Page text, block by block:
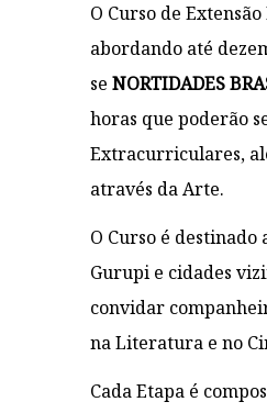
O Curso de
abordando até
se NORTIDADES
horas que poderão
Extracurriculares,
através da Arte.
O Curso é
Gurupi e cidades
convidar
na Literatura e no
Cada Etapa é